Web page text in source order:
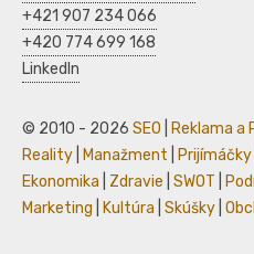
+421 907 234 066
+420 774 699 168
LinkedIn
© 2010 - 2026 SEO Reklama a
Reality
Manažment Prijímáčky
Ekonomika
Zdravie SWOT
Marketing
Kultúra Skúšky